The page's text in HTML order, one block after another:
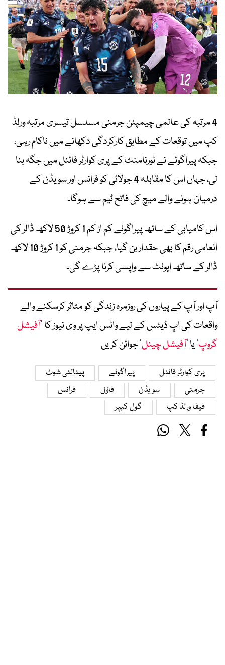
4 مرتبہ کی عالمی چیمپئن جرمنی مسلسل تیسری مرتبہ ورلڈ
کپ میں توقعات کے مطابق کارکردگی دکھانے میں ناکام رہی،
جبکہ پیراگوئے نے ٹورنامنٹ کے پری کوارٹر فائنل میں جگہ بنا
لی، جہاں اس کا مقابلہ 4 جولائی کو فرانس اور سویڈن کے
درمیان ہونے والے میچ کی فاتح ٹیم سے ہوگا۔
اس کامیابی کے ساتھ پیراگوئے کم از کم 1 کروڑ 50 لاکھ ڈالر کی
انعامی رقم کا بھی حقدار بن گیا، جبکہ جرمنی کو 1 کروڑ 10 لاکھ
ڈالر کے ساتھ ایونٹ سے واپسی کرنا پڑے گی۔
آپ اور آپ کے پیاروں کی روزمرہ زندگی کو متاثر کرسکنے والے
واقعات کی اپ ڈیٹس کے لیے واٹس ایپ پر وی نیوز کا ’آفیشل
گروپ‘ یا ’آفیشل چینل‘ جوائن کریں
پری کوارٹر فائنل پیراگوئے
پینالٹی شوٹ
جرمنی
سویڈن فاؤل
فرانس
فیفا ورلڈ کپ
گول کیپر